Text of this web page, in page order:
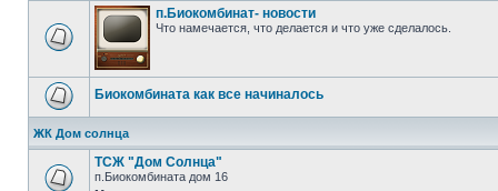
п.Биокомбинат- новости
Что намечается, что делается и что уже сделалось.
Биокомбината как все начиналось
ЖК Дом солнца
ТСЖ "Дом Солнца"
п.Биокомбината дом 16